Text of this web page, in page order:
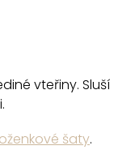
vteřiny. Sluší
šaty.